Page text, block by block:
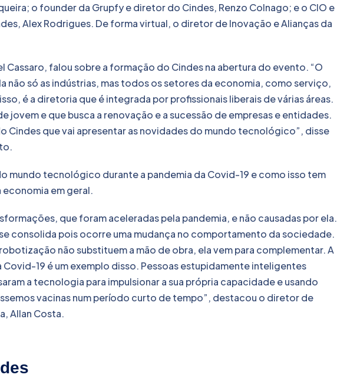
o founder da Grupfy e diretor do Cindes, Renzo Colnago; e o CIO e
Alex Rodrigues. De forma virtual, o diretor de Inovação e Alianças da
Cassaro, falou sobre a formação do Cindes na abertura do evento. “O
não só as indústrias, mas todos os setores da economia, como serviço,
é a diretoria que é integrada por profissionais liberais de várias áreas.
jovem e que busca a renovação e a sucessão de empresas e entidades.
Cindes que vai apresentar as novidades do mundo tecnológico”, disse
mundo tecnológico durante a pandemia da Covid-19 e como isso tem
em geral.
que foram aceleradas pela pandemia, e não causadas por ela.
consolida pois ocorre uma mudança no comportamento da sociedade.
não substituem a mão de obra, ela vem para complementar. A
19 é um exemplo disso. Pessoas estupidamente inteligentes
a tecnologia para impulsionar a sua própria capacidade e usando
vacinas num período curto de tempo”, destacou o diretor de
Allan Costa.